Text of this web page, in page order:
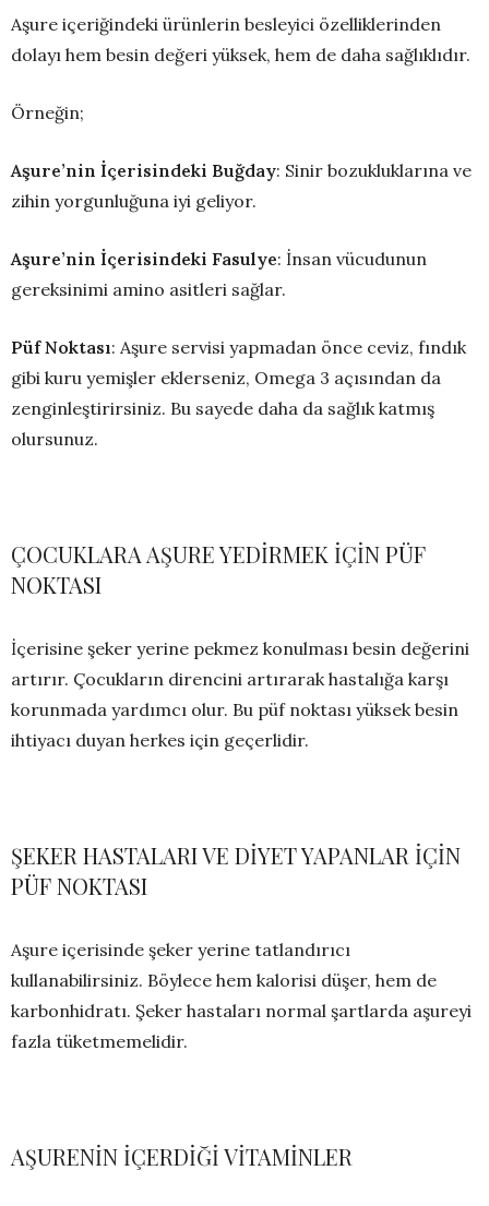
Aşure içeriğindeki ürünlerin besleyici özelliklerinden
dolayı hem besin değeri yüksek, hem de daha sağlıklıdır.
Örneğin;
Aşure’nin İçerisindeki Buğday: Sinir bozukluklarına ve
zihin yorgunluğuna iyi geliyor.
Aşure’nin İçerisindeki Fasulye: İnsan vücudunun
gereksinimi amino asitleri sağlar.
Püf Noktası: Aşure servisi yapmadan önce ceviz, fındık
gibi kuru yemişler eklerseniz, Omega 3 açısından da
zenginleştirirsiniz. Bu sayede daha da sağlık katmış
olursunuz.
ÇOCUKLARA AŞURE YEDİRMEK İÇİN PÜF
NOKTASI
İçerisine şeker yerine pekmez konulması besin değerini
artırır. Çocukların direncini artırarak hastalığa karşı
korunmada yardımcı olur. Bu püf noktası yüksek besin
ihtiyacı duyan herkes için geçerlidir.
ŞEKER HASTALARI VE DİYET YAPANLAR İÇİN
PÜF NOKTASI
Aşure içerisinde şeker yerine tatlandırıcı
kullanabilirsiniz. Böylece hem kalorisi düşer, hem de
karbonhidratı. Şeker hastaları normal şartlarda aşureyi
fazla tüketmemelidir.
AŞURENİN İÇERDİĞİ VİTAMİNLER